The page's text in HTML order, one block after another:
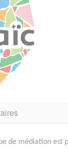
de médiation est